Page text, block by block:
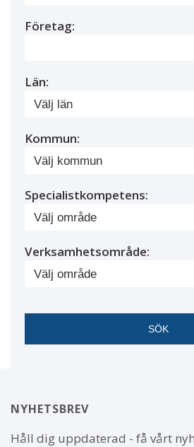
Företag:
Län:
Kommun:
Specialistkompetens:
Verksamhetsområde:
NYHETSBREV
Håll dig uppdaterad - få vårt